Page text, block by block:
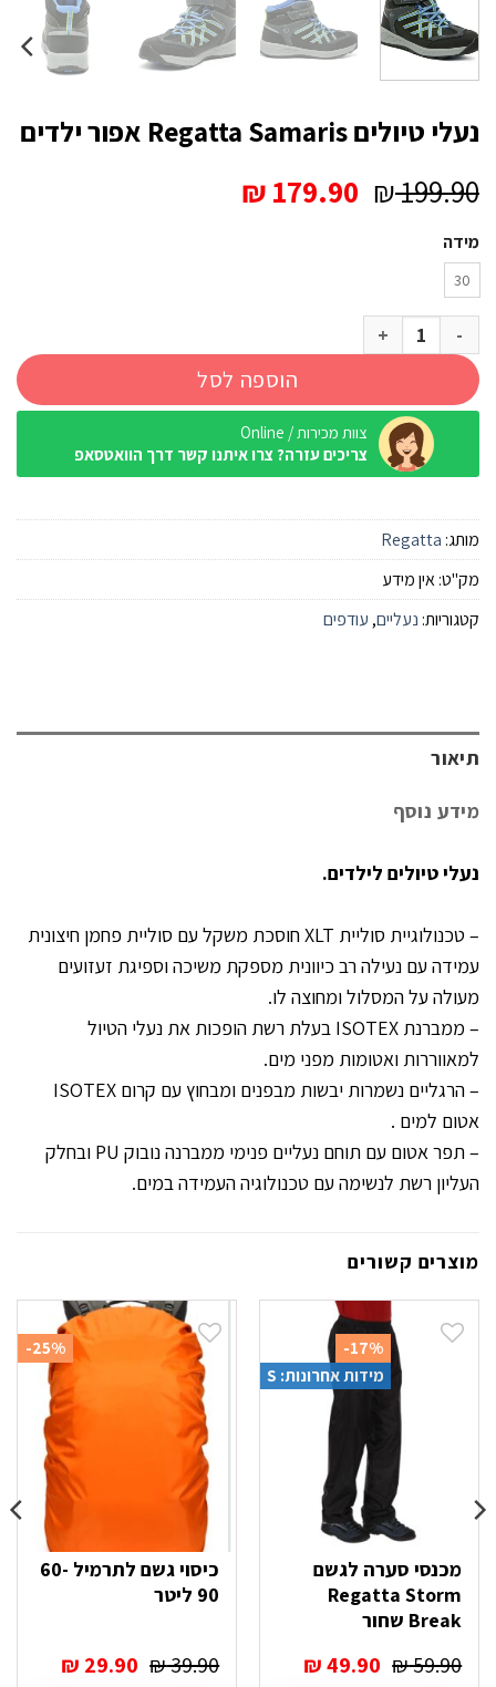
נעלי טיולים Regatta Samaris אפור ילדים
₪199.90 המחיר ₪179.90
מידה
30
כמות של נעלי טיולים Regatta Samaris אפור ילדים
הוספה לסל
צוות מכירות / Online
צריכים עזרה? צרו איתנו קשר דרך הוואטסאפ
מותג: Regatta
מק"ט:אין מידע
קטגוריות: נעליים, עודפים
תיאור
מידע נוסף
נעלי טיולים לילדים.
– טכנולוגיית סוליית XLT חוסכת משקל עם סוליית פחמן חיצונית
עמידה עם נעילה רב כיוונית מספקת משיכה וספיגת זעזועים
מעולה על המסלול ומחוצה לו.
– ממברנת ISOTEX בעלת רשת הופכות את נעלי הטיול
למאווררות ואטומות מפני מים.
– הרגליים נשמרות יבשות מבפנים ומבחוץ עם קרום ISOTEX
אטום למים .
– תפר אטום עם תוחם נעליים פנימי ממברנה נובוק PU ובחלק
העליון רשת לנשימה עם טכנולוגיה העמידה במים.
מוצרים קשורים
-17%
מידות אחרונות: S
מכנסי סערה לגשם
Regatta Storm
Break שחור
₪59.90
המחיר₪49.90
המחיר
-25%
כיסוי גשם לתרמיל 60-
90 ליטר
₪39.90
המחיר ₪ 29.90
המחיר